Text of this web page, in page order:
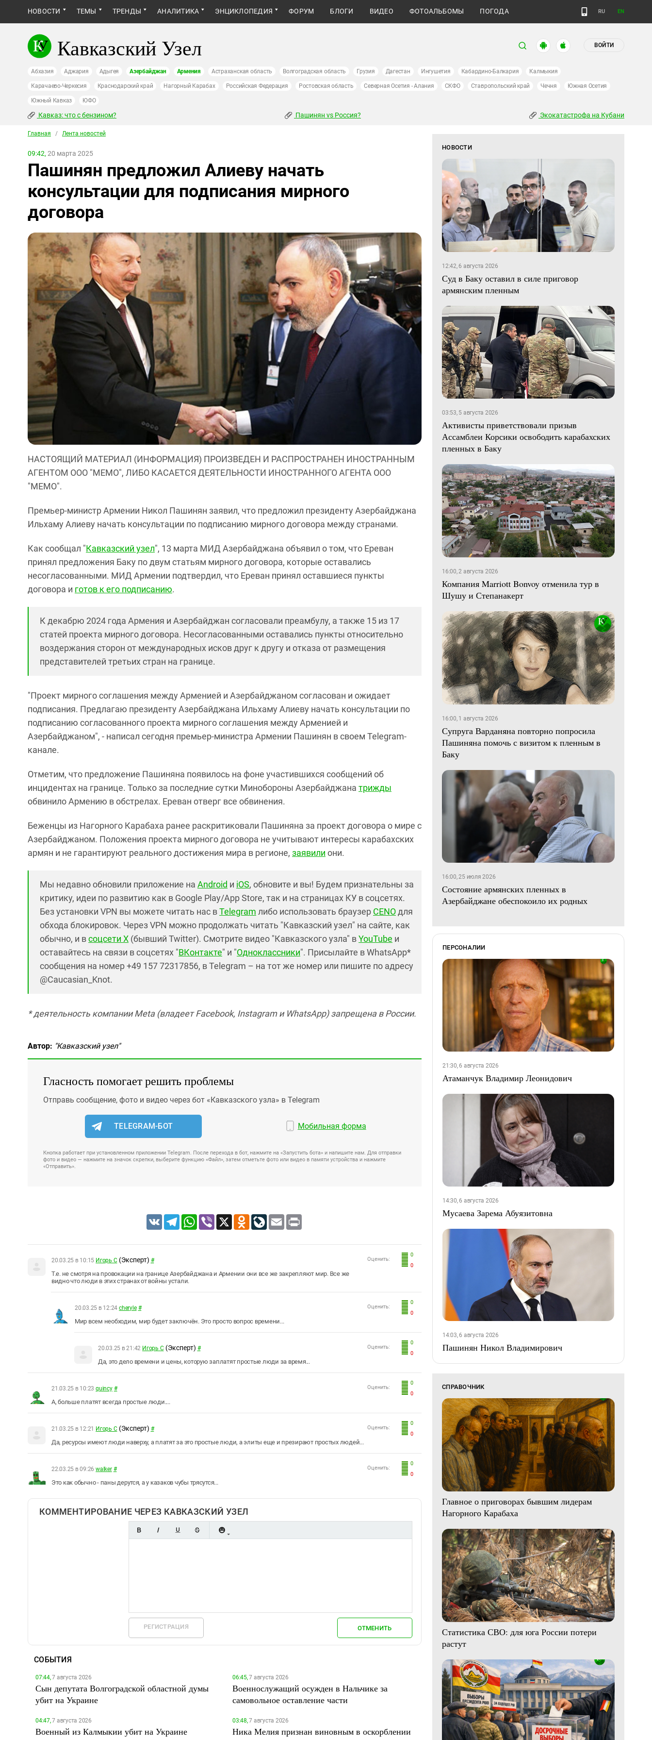
НОВОСТИ ТЕМЫ ТРЕНДЫ АНАЛИТИКА ЭНЦИКЛОПЕДИЯ ФОРУМ БЛОГИ ВИДЕО ФОТОАЛЬБОМЫ ПОГОДА RU EN
Кавказский Узел ВОЙТИ
Абхазия Аджария Адыгея Азербайджан Армения Астраханская область Волгоградская область Грузия Дагестан Ингушетия Кабардино-Балкария Калмыкия
Карачаево-Черкесия Краснодарский край Нагорный Карабах Российская Федерация Ростовская область Северная Осетия - Алания СКФО Ставропольский край Чечня Южная Осетия
Южный Кавказ ЮФО
Кавказ: что с бензином? Пашинян vs Россия? Экокатастрофа на Кубани
Главная / Лента новостей
09:42, 20 марта 2025
Пашинян предложил Алиеву начать
консультации для подписания мирного
договора
НАСТОЯЩИЙ МАТЕРИАЛ (ИНФОРМАЦИЯ) ПРОИЗВЕДЕН И РАСПРОСТРАНЕН ИНОСТРАННЫМ
АГЕНТОМ ООО "МЕМО", ЛИБО КАСАЕТСЯ ДЕЯТЕЛЬНОСТИ ИНОСТРАННОГО АГЕНТА ООО
"МЕМО".
Премьер-министр Армении Никол Пашинян заявил, что предложил президенту Азербайджана
Ильхаму Алиеву начать консультации по подписанию мирного договора между странами.
Как сообщал "Кавказский узел", 13 марта МИД Азербайджана объявил о том, что Ереван
принял предложения Баку по двум статьям мирного договора, которые оставались
несогласованными. МИД Армении подтвердил, что Ереван принял оставшиеся пункты
договора и готов к его подписанию.
К декабрю 2024 года Армения и Азербайджан согласовали преамбулу, а также 15 из 17
статей проекта мирного договора. Несогласованными оставались пункты относительно
воздержания сторон от международных исков друг к другу и отказа от размещения
представителей третьих стран на границе.
"Проект мирного соглашения между Арменией и Азербайджаном согласован и ожидает
подписания. Предлагаю президенту Азербайджана Ильхаму Алиеву начать консультации по
подписанию согласованного проекта мирного соглашения между Арменией и
Азербайджаном", - написал сегодня премьер-министра Армении Пашинян в своем Telegram-
канале.
Отметим, что предложение Пашиняна появилось на фоне участившихся сообщений об
инцидентах на границе. Только за последние сутки Минобороны Азербайджана трижды
обвинило Армению в обстрелах. Ереван отверг все обвинения.
Беженцы из Нагорного Карабаха ранее раскритиковали Пашиняна за проект договора о мире с
Азербайджаном. Положения проекта мирного договора не учитывают интересы карабахских
армян и не гарантируют реального достижения мира в регионе, заявили они.
Мы недавно обновили приложение на Android и iOS, обновите и вы! Будем признательны за
критику, идеи по развитию как в Google Play/App Store, так и на страницах КУ в соцсетях.
Без установки VPN вы можете читать нас вTelegram либо использовать браузер CENOдля
обхода блокировок. Через VPN можно продолжать читать "Кавказский узел" на сайте, как
обычно, и всоцсети X (бывший Twitter). Смотрите видео "Кавказского узла" вYouTube и
оставайтесь на связи в соцсетях "ВКонтакте" и "Одноклассники". Присылайте в WhatsApp*
сообщения на номер +49 157 72317856, в Telegram – на тот же номер или пишите по адресу
@Caucasian_Knot.
* деятельность компании Meta (владеет Facebook, Instagram и WhatsApp) запрещена в России.
Автор: "Кавказский узел"
Гласность помогает решить проблемы
Отправь сообщение, фото и видео через бот «Кавказского узла» в Telegram
TELEGRAM-БОТ Мобильная форма
Кнопка работает при установленном приложении Telegram. После перехода в бот, нажмите на «Запустить бота» и напишите нам. Для отправки
фото и видео — нажмите на значок скрепки, выберите функцию «Файл», затем отметьте фото или видео в памяти устройства и нажмите
«Отправить».
VK TelegramWhatsApp
Viber X Odnoklassniki
LiveJournal
Email
0
0
Оценить:
20.03.25 в 10:15 Игорь С (Эксперт) #
Т.е. не смотря на провокации на границе Азербайджана и Армении они все же закрепляют мир. Все же
видно что люди в этих странах от войны устали.
0
0
Оценить:
20.03.25 в 12:24 cheryle #
Мир всем необходим, мир будет заключён. Это просто вопрос времени...
0
0
Оценить:
20.03.25 в 21:42 Игорь С (Эксперт) #
Да, это дело времени и цены, которую заплатят простые люди за время...
0
0
Оценить:
21.03.25 в 10:23 quincy #
А, больше платят всегда простые люди....
0
0
Оценить:
21.03.25 в 12:21 Игорь С (Эксперт) #
Да, ресурсы имеют люди наверху, а платят за это простые люди, а элиты еще и презирают простых людей...
0
0
Оценить:
22.03.25 в 09:26 walker #
Это как обычно - паны дерутся, а у казаков чубы трясутся...
КОММЕНТИРОВАНИЕ ЧЕРЕЗ КАВКАЗСКИЙ УЗЕЛ
РЕГИСТРАЦИЯ ОТМЕНИТЬ
СОБЫТИЯ
07:44,7 августа 2026
Сын депутата Волгоградской областной думы
убит на Украине
06:45,7 августа 2026
Военнослужащий осужден в Нальчике за
самовольное оставление части
04:47,7 августа 2026
Военный из Калмыкии убит на Украине
03:48,7 августа 2026
Ника Мелия признан виновным в оскорблении
НОВОСТИ
12:42, 6 августа 2026
Суд в Баку оставил в силе приговор
армянским пленным
03:53, 5 августа 2026
Активисты приветствовали призыв
Ассамблеи Корсики освободить карабахских
пленных в Баку
16:00, 2 августа 2026
Компания Marriott Bonvoy отменила тур в
Шушу и Степанакерт
16:00, 1 августа 2026
Супруга Варданяна повторно попросила
Пашиняна помочь с визитом к пленным в
Баку
16:00, 25 июля 2026
Состояние армянских пленных в
Азербайджане обеспокоило их родных
ПЕРСОНАЛИИ
21:30, 6 августа 2026
Атаманчук Владимир Леонидович
14:30, 6 августа 2026
Мусаева Зарема Абуязитовна
14:03, 6 августа 2026
Пашинян Никол Владимирович
СПРАВОЧНИК
Главное о приговорах бывшим лидерам
Нагорного Карабаха
Статистика СВО: для юга России потери
растут